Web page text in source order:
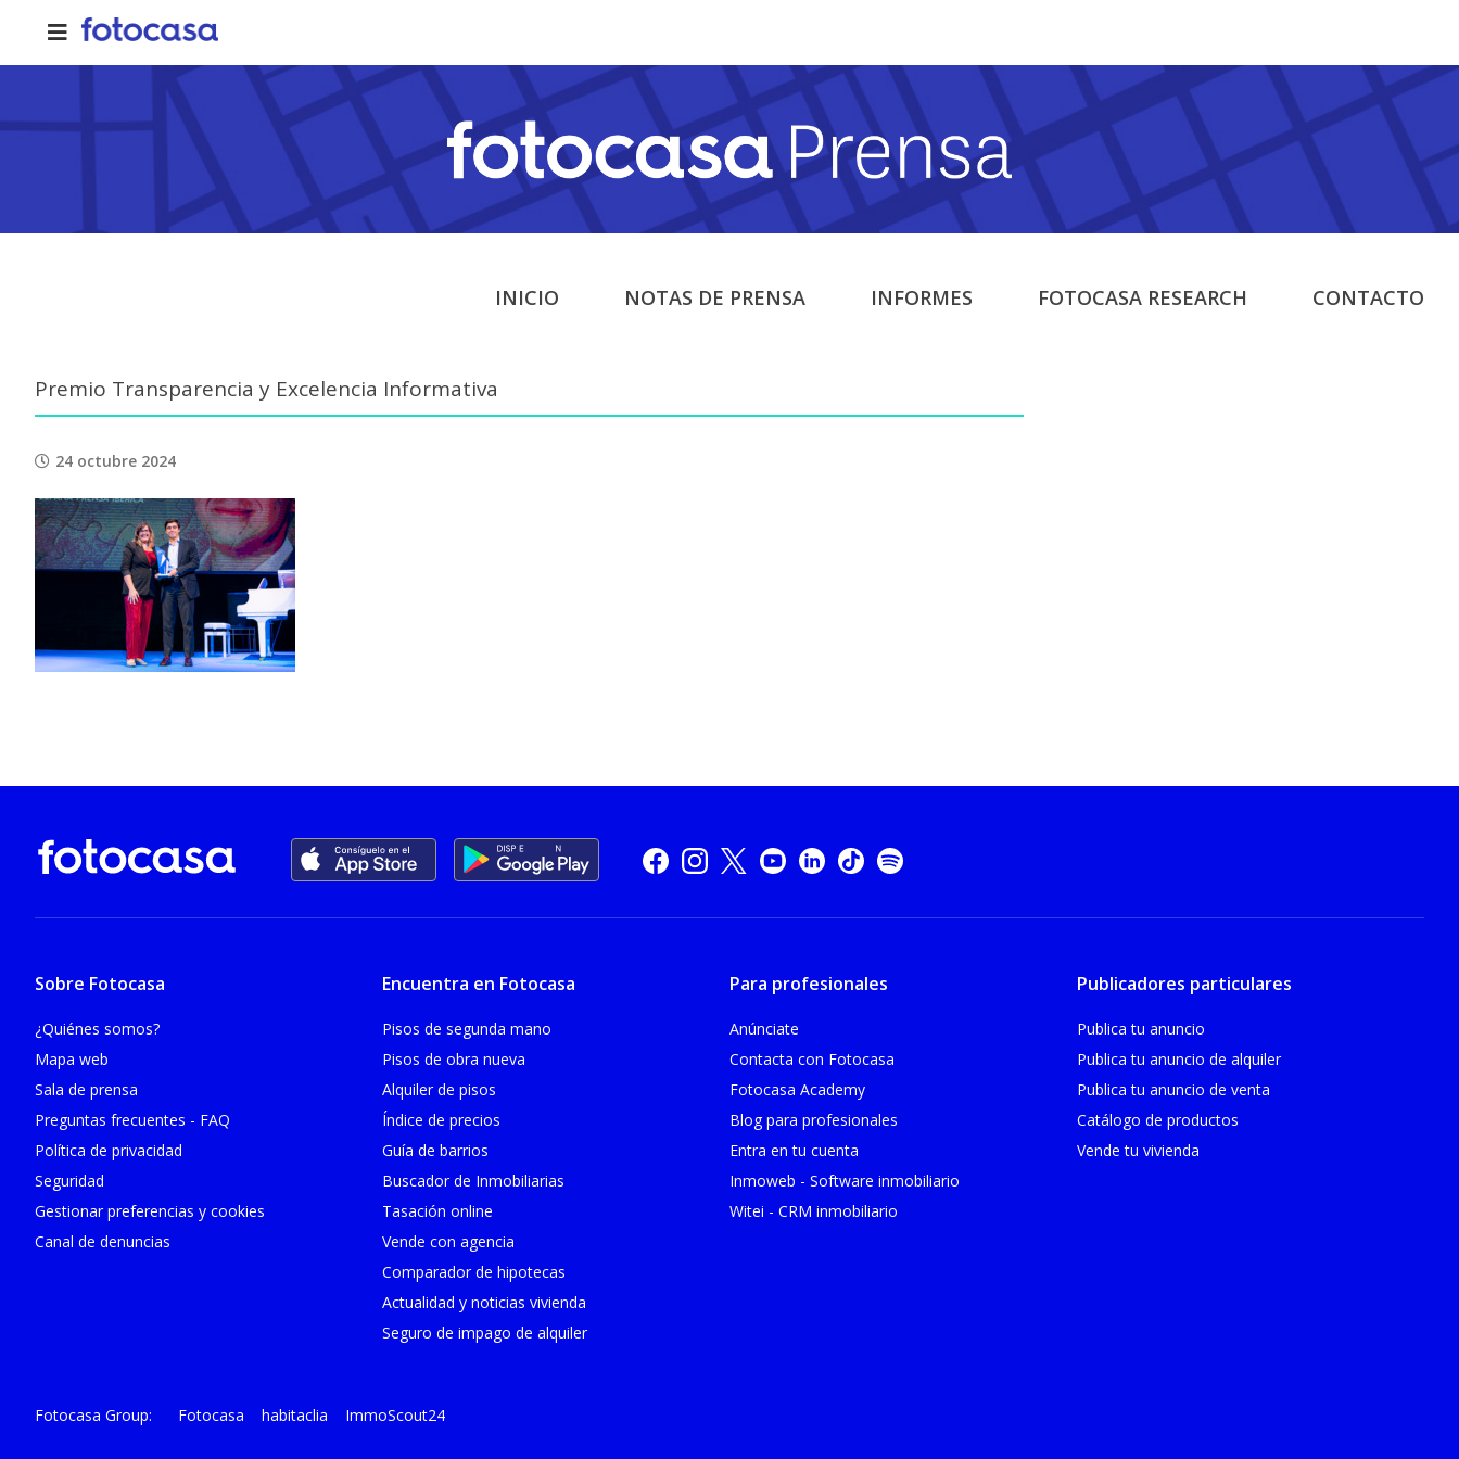
content
INICIO NOTAS DE PRENSA INFORMES FOTOCASA RESEARCH CONTACTO
Premio Transparencia y Excelencia Informativa
24 octubre 2024
Sobre Fotocasa
¿Quiénes somos?
Mapa web
Sala de prensa
Preguntas frecuentes - FAQ
Política de privacidad
Seguridad
Gestionar preferencias y cookies
Canal de denuncias
Encuentra en Fotocasa
Pisos de segunda mano
Pisos de obra nueva
Alquiler de pisos
Índice de precios
Guía de barrios
Buscador de Inmobiliarias
Tasación online
Vende con agencia
Comparador de hipotecas
Actualidad y noticias vivienda
Seguro de impago de alquiler
Para profesionales
Anúnciate
Contacta con Fotocasa
Fotocasa Academy
Blog para profesionales
Entra en tu cuenta
Inmoweb - Software inmobiliario
Witei - CRM inmobiliario
Publicadores particulares
Publica tu anuncio
Publica tu anuncio de alquiler
Publica tu anuncio de venta
Catálogo de productos
Vende tu vivienda
Fotocasa Group Fotocasa habitaclia ImmoScout24